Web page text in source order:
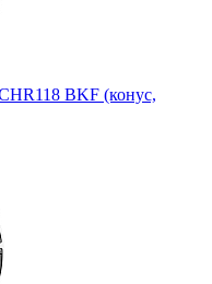
BKF (конус,